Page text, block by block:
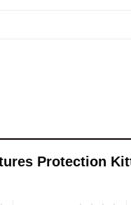
Protection